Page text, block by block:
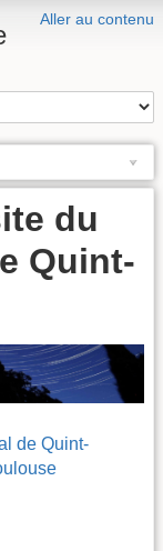
Aller au contenu
du
Quint-
de Quint-